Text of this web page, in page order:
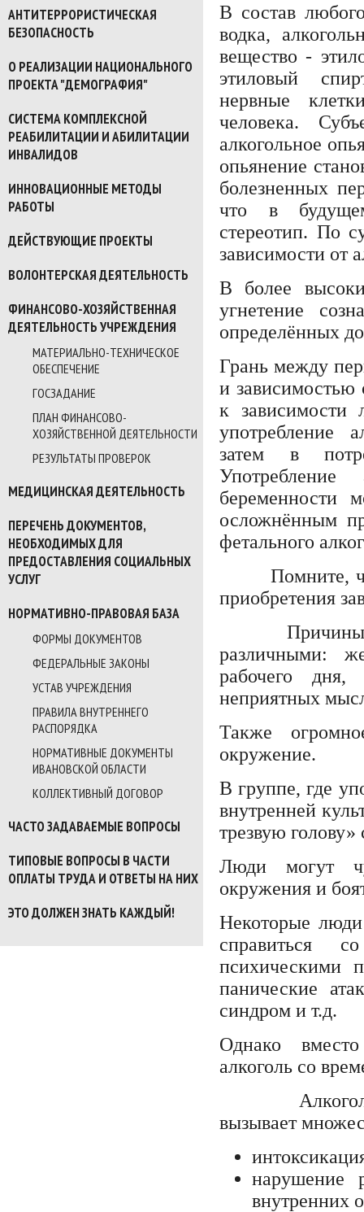
АНТИТЕРРОРИСТИЧЕСКАЯ
БЕЗОПАСНОСТЬ
О РЕАЛИЗАЦИИ НАЦИОНАЛЬНОГО
ПРОЕКТА "ДЕМОГРАФИЯ"
СИСТЕМА КОМПЛЕКСНОЙ
РЕАБИЛИТАЦИИ И АБИЛИТАЦИИ
ИНВАЛИДОВ
ИННОВАЦИОННЫЕ МЕТОДЫ
РАБОТЫ
ДЕЙСТВУЮЩИЕ ПРОЕКТЫ
ВОЛОНТЕРСКАЯ ДЕЯТЕЛЬНОСТЬ
ФИНАНСОВО-ХОЗЯЙСТВЕННАЯ
ДЕЯТЕЛЬНОСТЬ УЧРЕЖДЕНИЯ
МАТЕРИАЛЬНО-ТЕХНИЧЕСКОЕ
ОБЕСПЕЧЕНИЕ
ГОСЗАДАНИЕ
ПЛАН ФИНАНСОВО-
ХОЗЯЙСТВЕННОЙ ДЕЯТЕЛЬНОСТИ
РЕЗУЛЬТАТЫ ПРОВЕРОК
МЕДИЦИНСКАЯ ДЕЯТЕЛЬНОСТЬ
ПЕРЕЧЕНЬ ДОКУМЕНТОВ,
НЕОБХОДИМЫХ ДЛЯ
ПРЕДОСТАВЛЕНИЯ СОЦИАЛЬНЫХ
УСЛУГ
НОРМАТИВНО-ПРАВОВАЯ БАЗА
ФОРМЫ ДОКУМЕНТОВ
ФЕДЕРАЛЬНЫЕ ЗАКОНЫ
УСТАВ УЧРЕЖДЕНИЯ
ПРАВИЛА ВНУТРЕННЕГО
РАСПОРЯДКА
НОРМАТИВНЫЕ ДОКУМЕНТЫ
ИВАНОВСКОЙ ОБЛАСТИ
КОЛЛЕКТИВНЫЙ ДОГОВОР
ЧАСТО ЗАДАВАЕМЫЕ ВОПРОСЫ
ТИПОВЫЕ ВОПРОСЫ В ЧАСТИ
ОПЛАТЫ ТРУДА И ОТВЕТЫ НА НИХ
ЭТО ДОЛЖЕН ЗНАТЬ КАЖДЫЙ!
В состав
водка,
вещество -
этиловый
нервные
человека.
алкогольное
опьянение
болезненных
что в
стереотип. По
зависимости от
В более
угнетение
определённых
Грань между
и зависимостью
к зависимости
употребление
затем в
беременности
осложнённым
фетального
Помните, что
приобретения
Причины
различными:
рабочего дня,
неприятных
Также
окружение.
В группе, где
внутренней
трезвую
Люди могут
окружения и
Некоторые люди
справиться
психическими
панические
синдром и т.д.
Однако
алкоголь со
Алкоголь
вызывает
нарушение
внутренних